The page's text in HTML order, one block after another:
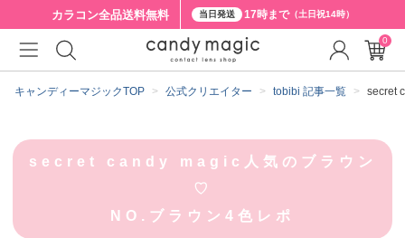
カラコン全品送料無料 当日発送 17時まで（土日祝14時）
キャンディーマジックTOP 公式クリエイター tobibi 記事一覧 secret
secret candy magic人気のブラウン︎
♡
NO.ブラウン4色レポ
0